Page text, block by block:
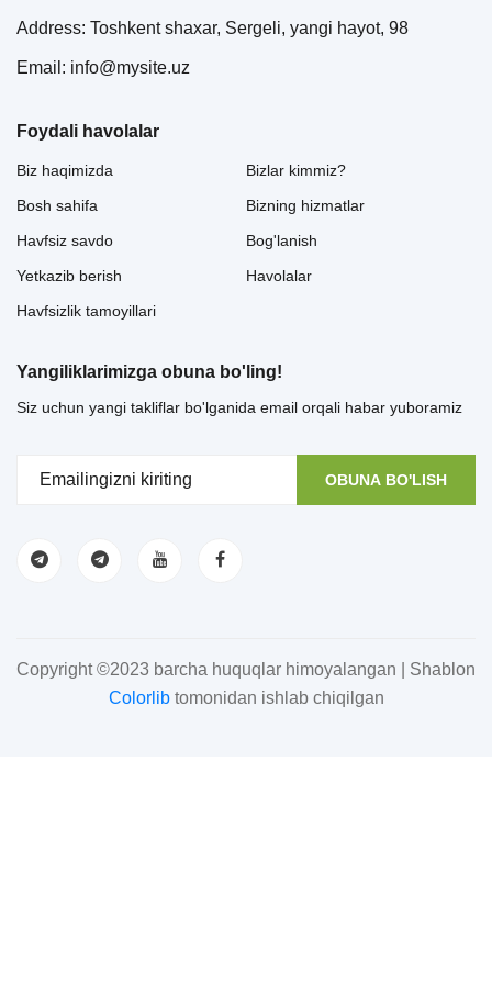
Address: Toshkent shaxar, Sergeli, yangi hayot, 98
Email: info@mysite.uz
Foydali havolalar
Biz haqimizda
Bosh sahifa
Havfsiz savdo
Yetkazib berish
Havfsizlik tamoyillari
Bizlar kimmiz?
Bizning hizmatlar
Bog'lanish
Havolalar
Yangiliklarimizga obuna bo'ling!
Siz uchun yangi takliflar bo'lganida email orqali habar yuboramiz
OBUNA BO'LISH
Copyright ©2023 barcha huquqlar himoyalangan | Shablon
Colorlibtomonidan ishlab chiqilgan